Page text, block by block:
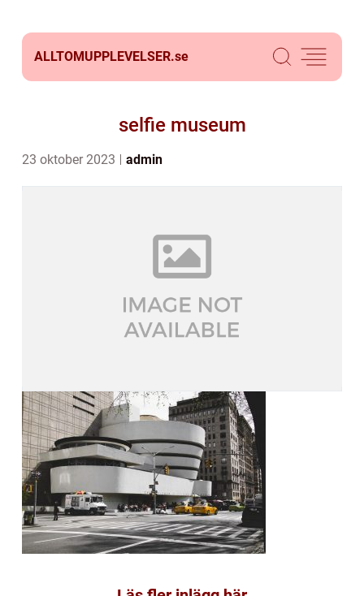
ALLTOMUPPLEVELSER.se
selfie museum
23 oktober 2023 admin